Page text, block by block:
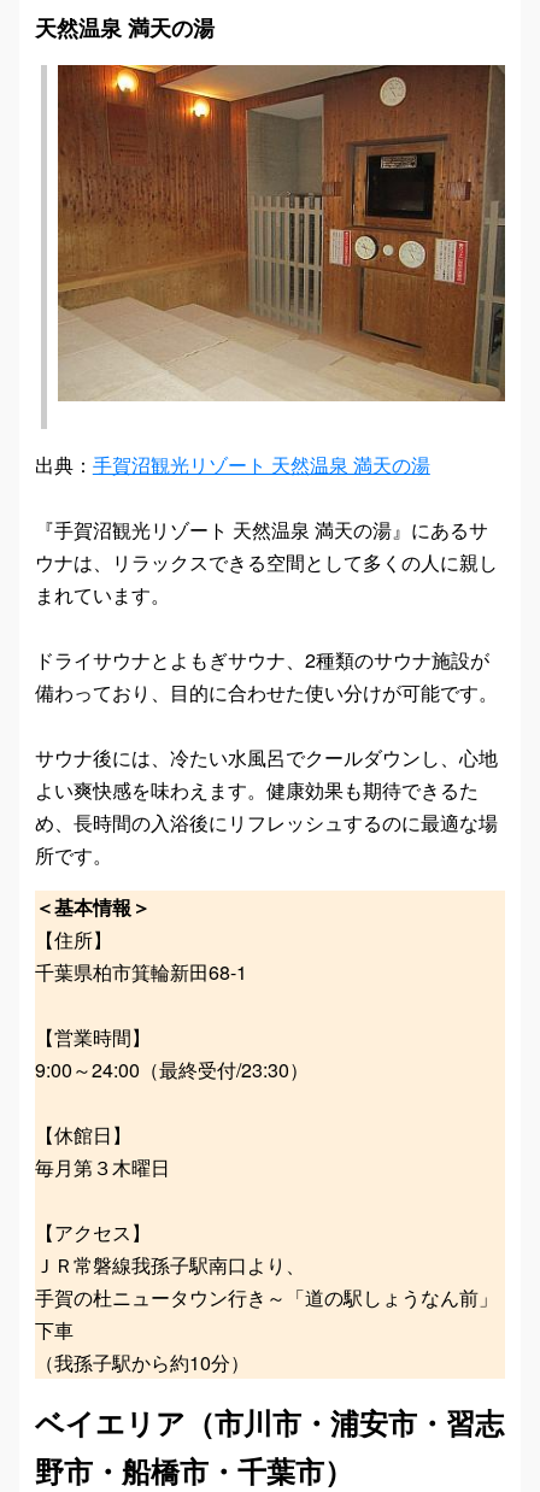
天然温泉 満天の湯
出典： 手賀沼観光リゾート 天然温泉 満天の湯
『手賀沼観光リゾート 天然温泉 満天の湯』にあるサ
ウナは、リラックスできる空間として多くの人に親し
まれています。
ドライサウナとよもぎサウナ、2種類のサウナ施設が
備わっており、目的に合わせた使い分けが可能です。
サウナ後には、冷たい水風呂でクールダウンし、心地
よい爽快感を味わえます。健康効果も期待できるた
め、長時間の入浴後にリフレッシュするのに最適な場
所です。
＜基本情報＞
【住所】
千葉県柏市箕輪新田68-1
【営業時間】
9:00～24:00（最終受付/23:30）
【休館日】
毎月第３木曜日
【アクセス】
ＪＲ常磐線我孫子駅南口より、
手賀の杜ニュータウン行き～「道の駅しょうなん前」
下車
（我孫子駅から約10分）
ベイエリア（市川市・浦安市・習志
野市・船橋市・千葉市）